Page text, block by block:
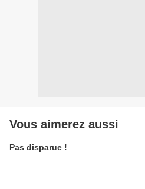
Vous aimerez aussi
Pas disparue !